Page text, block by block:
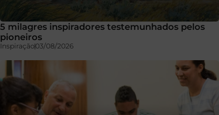
5 milagres inspiradores testemunhados pelos
pioneiros
Inspiração03/08/2026